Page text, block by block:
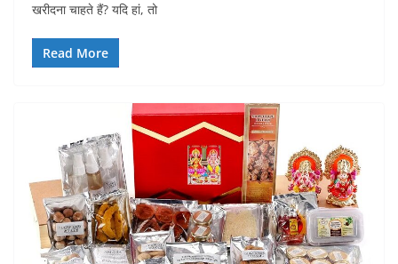
खरीदना चाहते हैं? यदि हां, तो
Read More